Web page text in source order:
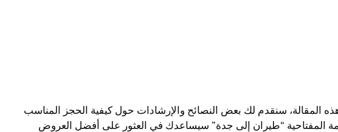
سنقدم لك بعض النصائح والإرشادات حول كيفية الحجز المناسب
المفتاحية “طيران إلى جدة” سيساعدك في العثور على أفضل العروض